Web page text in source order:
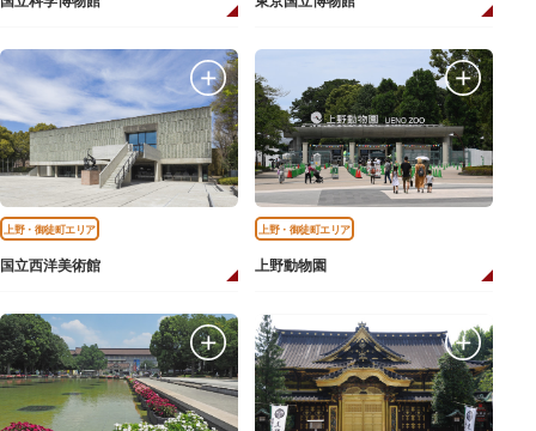
上野・御徒町エリア
国立西洋美術館
上野・御徒町エリア
上野動物園